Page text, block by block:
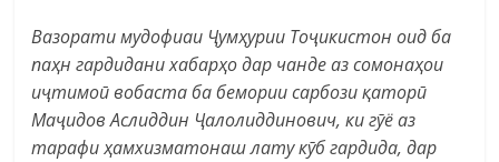
Вазорати мудофиаи Ҷумҳурии Тоҷикистон оид ба
паҳн гардидани хабарҳо дар чанде аз сомонаҳои
иҷтимоӣ вобаста ба бемории сарбози қаторӣ
Маҷидов Аслиддин Ҷалолиддинович, ки гӯё аз
тарафи ҳамхизматонаш лату кӯб гардида, дар